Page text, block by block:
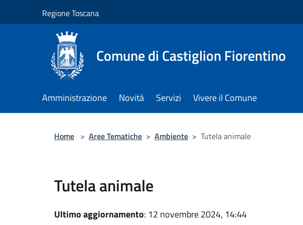
Regione Toscana
Comune di Castiglion Fiorentino
Amministrazione Novità Servizi Vivere il Comune
Home > Aree Tematiche > Ambiente > Tutela animale
Tutela animale
Ultimo aggiornamento: 12 novembre 2024, 14:44